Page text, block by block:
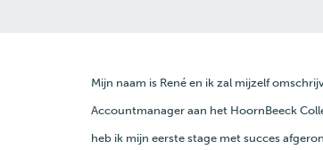
Mijn naam is René en ik zal mijzelf
Accountmanager aan het HoornBeeck
heb ik mijn eerste stage met succes